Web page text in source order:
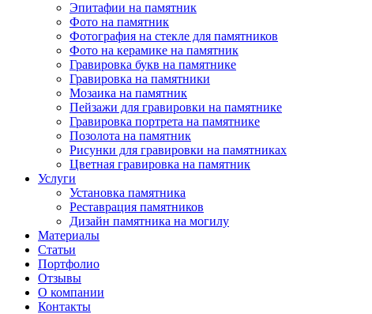
Эпитафии на памятник
Фото на памятник
Фотография на стекле для памятников
Фото на керамике на памятник
Гравировка букв на памятнике
Гравировка на памятники
Мозаика на памятник
Пейзажи для гравировки на памятнике
Гравировка портрета на памятнике
Позолота на памятник
Рисунки для гравировки на памятниках
Цветная гравировка на памятник
Услуги
Установка памятника
Реставрация памятников
Дизайн памятника на могилу
Материалы
Статьи
Портфолио
Отзывы
О компании
Контакты